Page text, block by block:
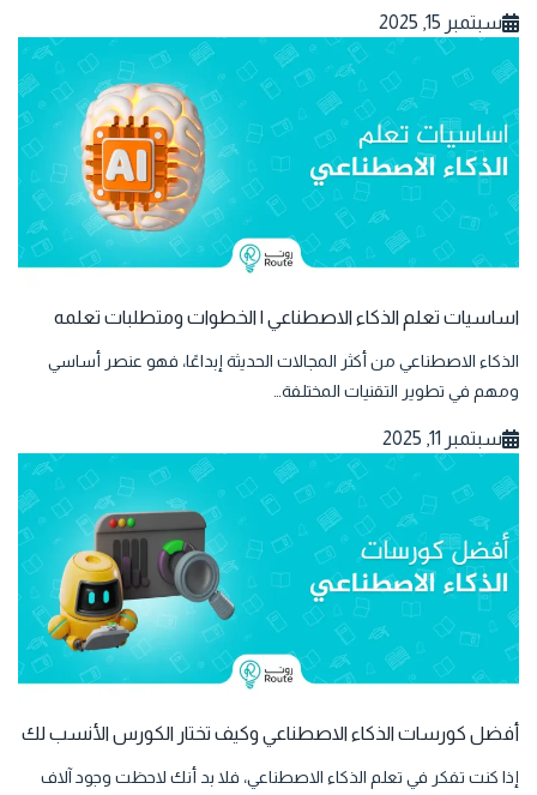
سبتمبر 15, 2025
اساسيات تعلم الذكاء الاصطناعي | الخطوات ومتطلبات تعلمه
الذكاء الاصطناعي من أكثر المجالات الحديثة إبداعًا، فهو عنصر أساسي
ومهم في تطوير التقنيات المختلفة…
سبتمبر 11, 2025
أفضل كورسات الذكاء الاصطناعي وكيف تختار الكورس الأنسب لك
إذا كنت تفكر في تعلم الذكاء الاصطناعي، فلا بد أنك لاحظت وجود آلاف